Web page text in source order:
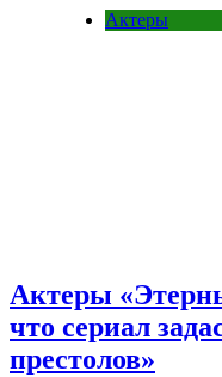
Актеры
Актеры
что сериал
престолов»